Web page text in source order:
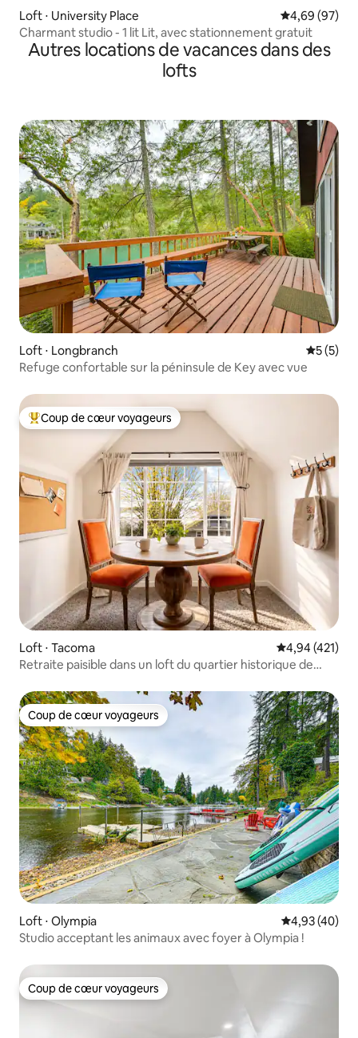
Loft ⋅ University Place Évaluation
4,69 (97)
Charmant studio - 1 lit Lit, avec stationnement gratuit
Autres locations de vacances dans des
lofts
Loft ⋅ Longbranch
5 (5)
Refuge confortable sur la péninsule de Key avec vue
Coups de cœur voyageurs les plus appréciés
Coup de cœur voyageurs
Loft ⋅ Tacoma Évaluation
4,94 (421)
Retraite paisible dans un loft du quartier historique de
Coup de cœur voyageurs
Coup de cœur voyageurs
Loft ⋅ Olympia Évaluation
4,93 (40)
Studio acceptant les animaux avec foyer à Olympia !
Coup de cœur voyageurs
Coup de cœur voyageurs